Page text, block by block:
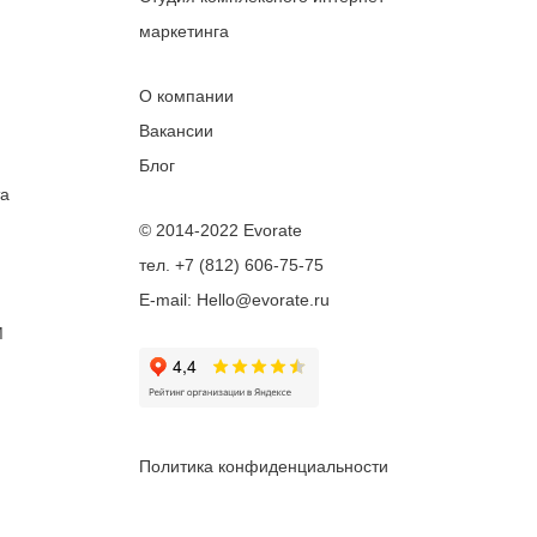
маркетинга
О компании
Вакансии
Блог
© 2014-2022 Evorate
тел. +7 (812) 606-75-75
E-mail: Hello@evorate.ru
Политика конфиденциальности